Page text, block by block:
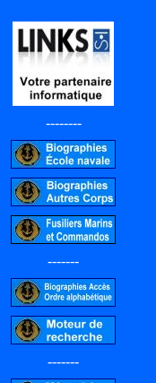
--------
-------
-------